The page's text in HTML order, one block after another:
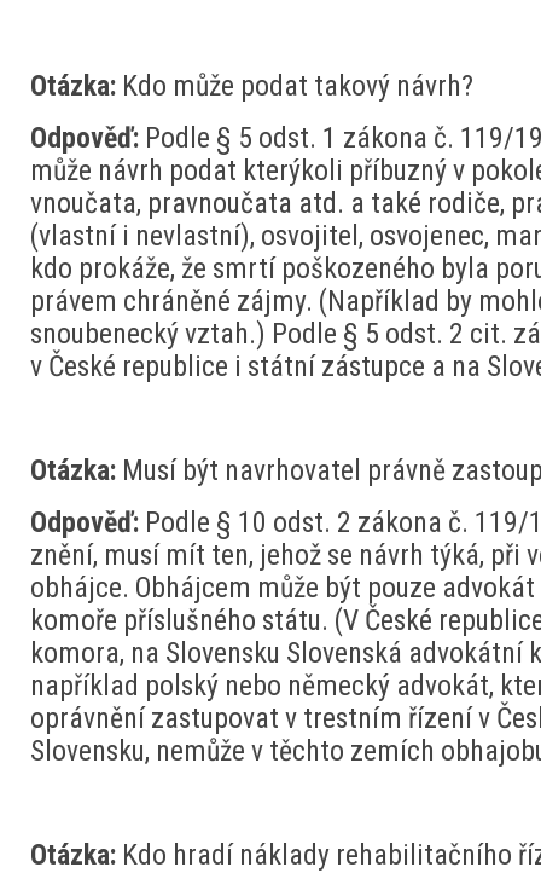
Otázka: Kdo může podat takový návrh?
Odpověď: Podle § 5 odst. 1 zákona č. 119/
může návrh podat kterýkoli příbuzný v
vnoučata, pravnoučata atd. a také rodiče,
(vlastní i nevlastní), osvojitel, osvojenec,
kdo prokáže, že smrtí poškozeného byla
právem chráněné zájmy. (Například by
snoubenecký vztah.) Podle § 5 odst. 2 cit.
v České republice i státní zástupce a na
Otázka: Musí být navrhovatel právně
Odpověď: Podle § 10 odst. 2 zákona č. 119/
znění, musí mít ten, jehož se návrh týká, při
obhájce. Obhájcem může být pouze
komoře příslušného státu. (V České
komora, na Slovensku Slovenská advokátní
například polský nebo německý advokát,
oprávnění zastupovat v trestním řízení v
Slovensku, nemůže v těchto zemích
Otázka: Kdo hradí náklady rehabilitačního